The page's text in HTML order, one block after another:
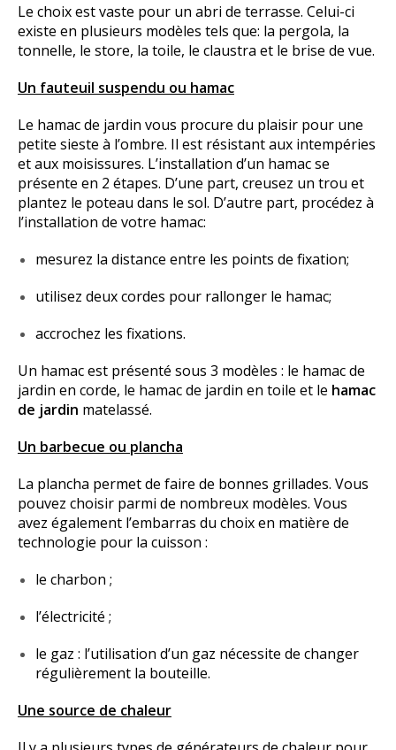
Le choix est vaste pour un abri de terrasse. Celui-ci
existe en plusieurs modèles tels que: la pergola, la
tonnelle, le store, la toile, le claustra et le brise de vue.
Un fauteuil suspendu ou hamac
Le hamac de jardin vous procure du plaisir pour une
petite sieste à l’ombre. Il est résistant aux intempéries
et aux moisissures. L’installation d’un hamac se
présente en 2 étapes. D’une part, creusez un trou et
plantez le poteau dans le sol. D’autre part, procédez à
l’installation de votre hamac:
mesurez la distance entre les points de fixation;
utilisez deux cordes pour rallonger le hamac;
accrochez les fixations.
Un hamac est présenté sous 3 modèles : le hamac de
jardin en corde, le hamac de jardin en toile et le hamac
de jardin matelassé.
Un barbecue ou plancha
La plancha permet de faire de bonnes grillades. Vous
pouvez choisir parmi de nombreux modèles. Vous
avez également l’embarras du choix en matière de
technologie pour la cuisson :
le charbon ;
l’électricité ;
le gaz : l’utilisation d’un gaz nécessite de changer
régulièrement la bouteille.
Une source de chaleur